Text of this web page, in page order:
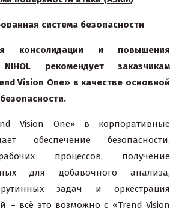
система безопасности
консолидации и повышения
NIHOL
рекомендует заказчикам
Vision One» в качестве основной
Vision One» в корпоративные
обеспечение безопасности.
процессов, получение
для добавочного анализа,
задач и оркестрация
– всё это возможно с «Trend Vision